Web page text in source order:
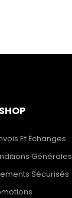
Et Échanges
Générales
Sécurisés